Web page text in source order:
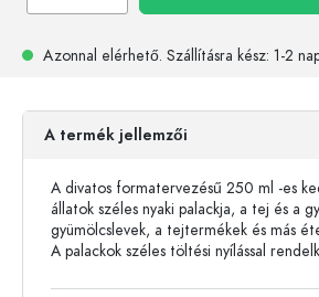
Azonnal elérhető. Szállításra kész: 1-2
A termék jellemzői
A divatos formatervezésű 250 ml -es
állatok széles nyaki palackja, a tej és a
gyümölcslevek, a tejtermékek és más
A palackok széles töltési nyílással